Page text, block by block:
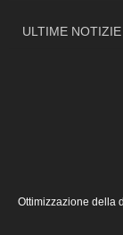
ULTIME NOTIZIE
Ottimizzazione della